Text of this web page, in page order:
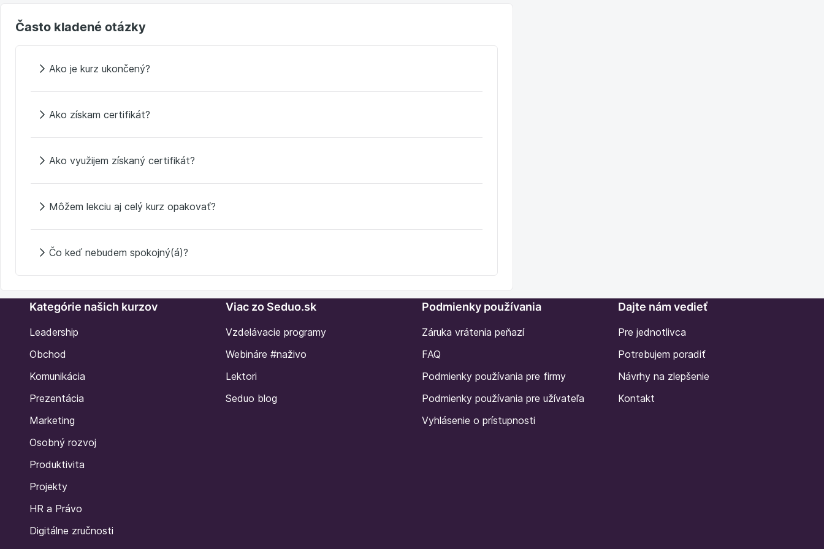
Často kladené otázky
Ako je kurz ukončený?
Ako získam certifikát?
Ako využijem získaný certifikát?
Môžem lekciu aj celý kurz opakovať?
Čo keď nebudem spokojný(á)?
Kategórie našich kurzov
Leadership
Obchod
Komunikácia
Prezentácia
Marketing
Osobný rozvoj
Produktivita
Projekty
HR a Právo
Digitálne zručnosti
Viac zo Seduo.sk
Vzdelávacie programy
Webináre #naživo
Lektori
Seduo blog
Podmienky používania
Záruka vrátenia peňazí
FAQ
Podmienky používania pre firmy
Podmienky používania pre užívateľa
Vyhlásenie o prístupnosti
Dajte nám vedieť
Pre jednotlivca
Potrebujem poradiť
Návrhy na zlepšenie
Kontakt